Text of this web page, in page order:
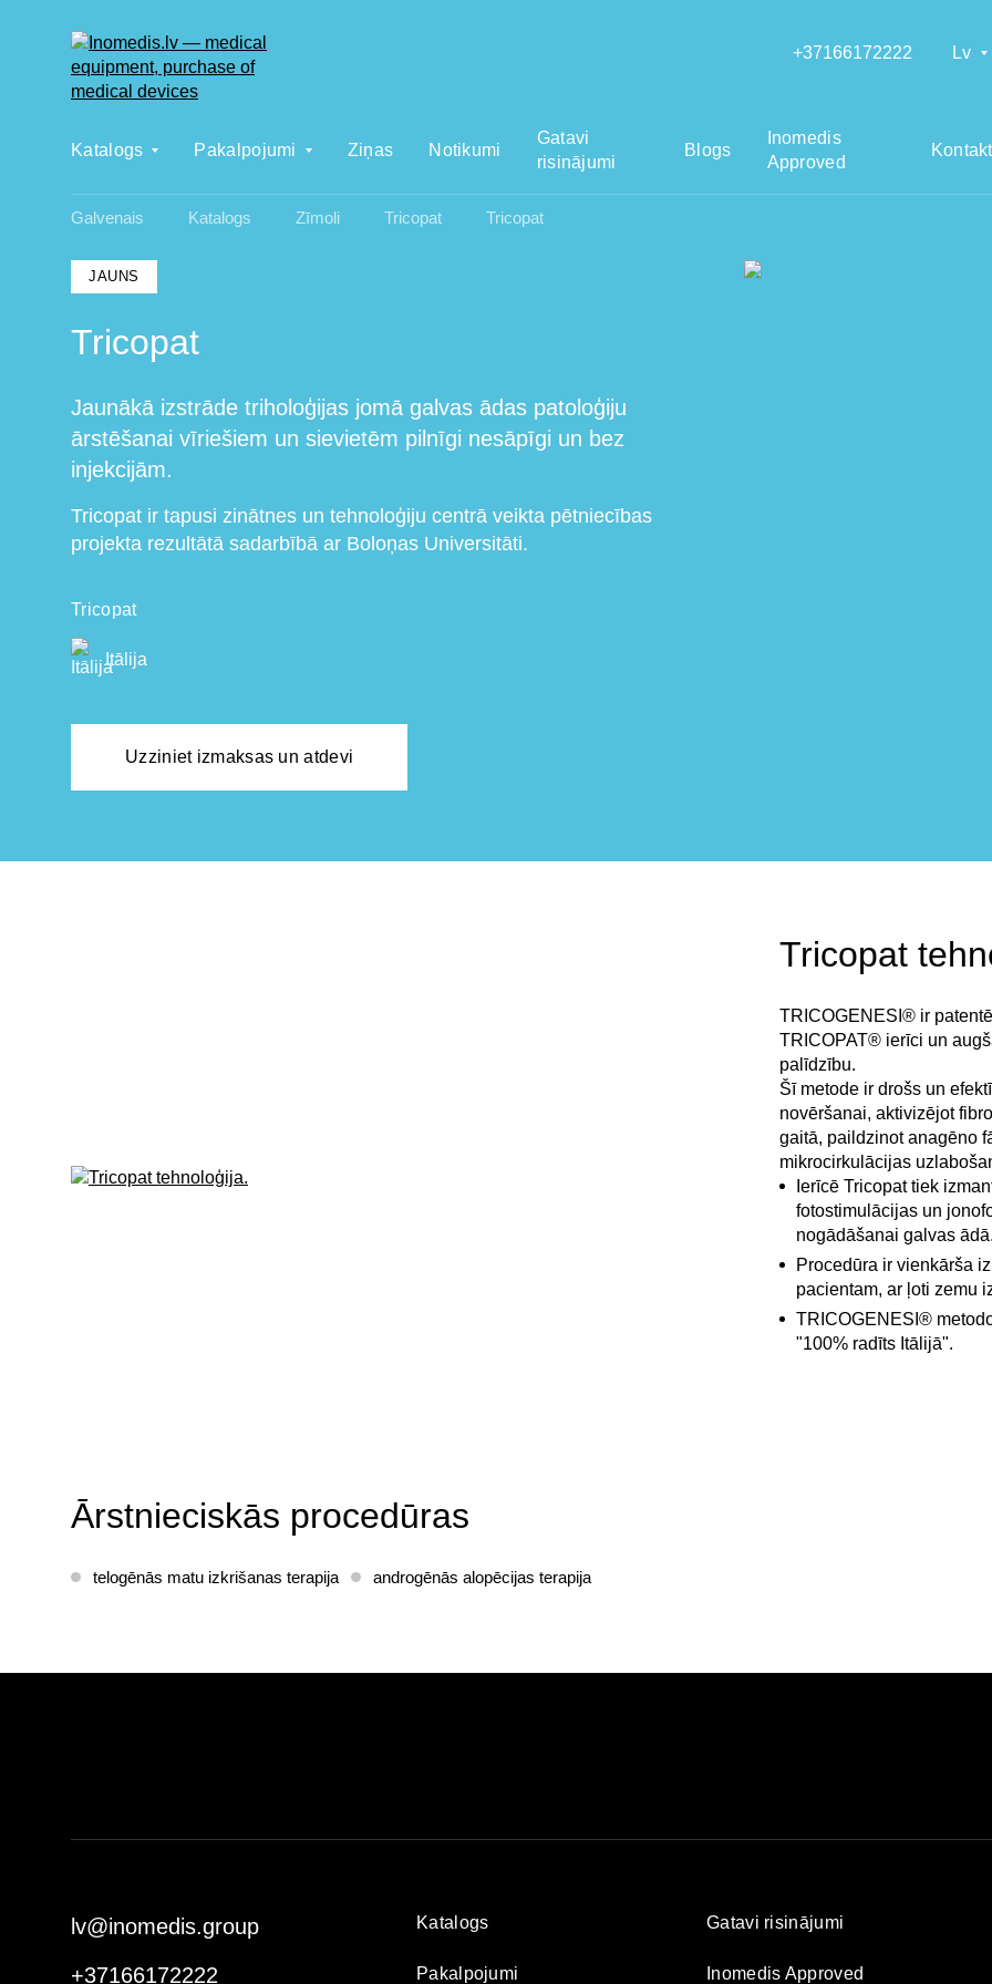
+37166172222 Lv
Katalogs Pakalpojumi Ziņas Notikumi
Gatavi
risinājumi
Blogs
Inomedis
Approved
Galvenais Katalogs Zīmoli Tricopat Tricopat
JAUNS
Tricopat
Jaunākā izstrāde triholoģijas jomā galvas ādas patoloģiju
ārstēšanai vīriešiem un sievietēm pilnīgi nesāpīgi un bez
injekcijām.
Tricopat ir tapusi zinātnes un tehnoloģiju centrā veikta pētniecības
projekta rezultātā sadarbībā ar Boloņas Universitāti.
Tricopat
Itālija
Uzziniet izmaksas un atdevi
Tricopat
TRICOGENESI® ir
TRICOPAT® ierīci un
palīdzību.
Šī metode ir drošs un
novēršanai, aktivizējot
gaitā, paildzinot anagēno
mikrocirkulācijas
Ierīcē Tricopattiek
fotostimulācijas un
nogādāšanai galvas ādā.
Procedūra ir vienkārša
pacientam, ar ļoti zemu
TRICOGENESI®
"100% radīts Itālijā".
Ārstnieciskās procedūras
telogēnās matu izkrišanas terapija androgēnās alopēcijas terapija
lv@inomedis.group
+37166172222
Katalogs
Pakalpojumi
Gatavi risinājumi
Inomedis Approved